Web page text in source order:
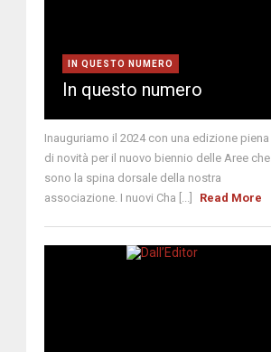
IN QUESTO NUMERO
In questo numero
Inauguriamo il 2024 con una edizione piena
di novità per il nuovo biennio delle Aree che
sono la spina dorsale della nostra
associazione. I nuovi Cha [...]
Read More